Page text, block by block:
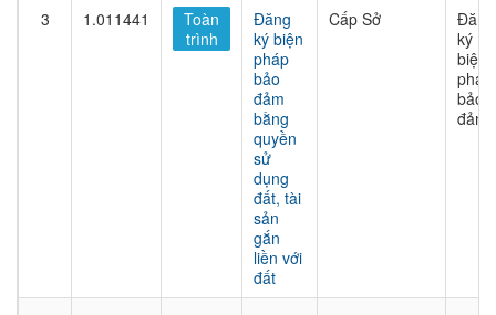
3 1.011441
Toàn
trình
Đăng
ký biện
pháp
bảo
đảm
bằng
quyền
sử
dụng
đất, tài
sản
gắn
liền với
đất
Cấp Sở
Đăng
ký
biện
pháp
bảo
đảm